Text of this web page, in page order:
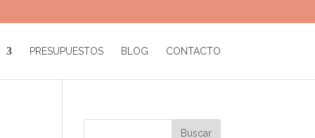
PRESUPUESTOS BLOG CONTACTO